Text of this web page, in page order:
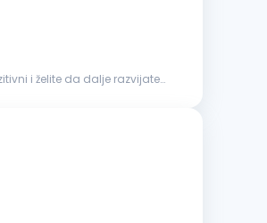
i želite da dalje razvijate